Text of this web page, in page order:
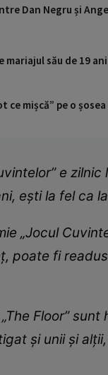
Dan Negru și
mariajul său de 19
ce mișcă” pe o
e
ești la fel ca
„Jocul
poate fi
Floor”
și unii și